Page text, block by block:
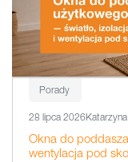
Porady
28 lipca 2026
Okna do
wentylacja pod